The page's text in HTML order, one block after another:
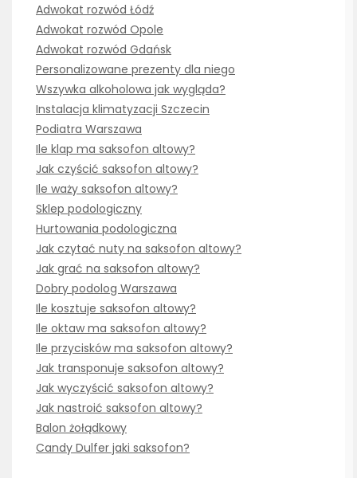
Adwokat rozwód Łódź
Adwokat rozwód Opole
Adwokat rozwód Gdańsk
Personalizowane prezenty dla niego
Wszywka alkoholowa jak wygląda?
Instalacja klimatyzacji Szczecin
Podiatra Warszawa
Ile klap ma saksofon altowy?
Jak czyścić saksofon altowy?
Ile waży saksofon altowy?
Sklep podologiczny
Hurtowania podologiczna
Jak czytać nuty na saksofon altowy?
Jak grać na saksofon altowy?
Dobry podolog Warszawa
Ile kosztuje saksofon altowy?
Ile oktaw ma saksofon altowy?
Ile przycisków ma saksofon altowy?
Jak transponuje saksofon altowy?
Jak wyczyścić saksofon altowy?
Jak nastroić saksofon altowy?
Balon żołądkowy
Candy Dulfer jaki saksofon?